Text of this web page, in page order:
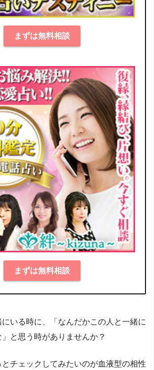
まずは無料相談
まずは無料相談
いる時に、「なんだかこの人と一緒に
と思う時がありませんか？
チェックしてみたいのが血液型の相性